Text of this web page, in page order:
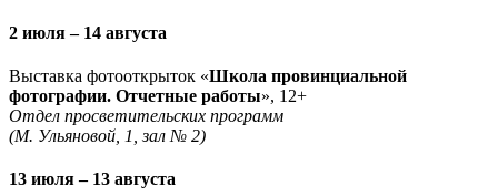
2 июля – 14 августа
Выставка фотооткрыток «Школа провинциальной
фотографии. Отчетные работы», 12+
Отдел просветительских программ
(М. Ульяновой, 1, зал № 2)
13 июля – 13 августа